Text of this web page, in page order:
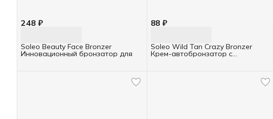
248 ₽
Soleo Beauty Face Bronzer
Инновационный бронзатор для
88 ₽
Soleo Wild Tan Crazy Bronzer
Крем-автобронзатор с